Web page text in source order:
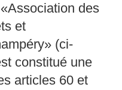
des
et
(ci-
constitué une
articles 60 et